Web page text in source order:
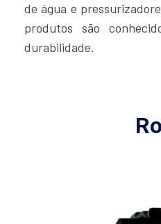
de água e
produtos são
durabilidade.